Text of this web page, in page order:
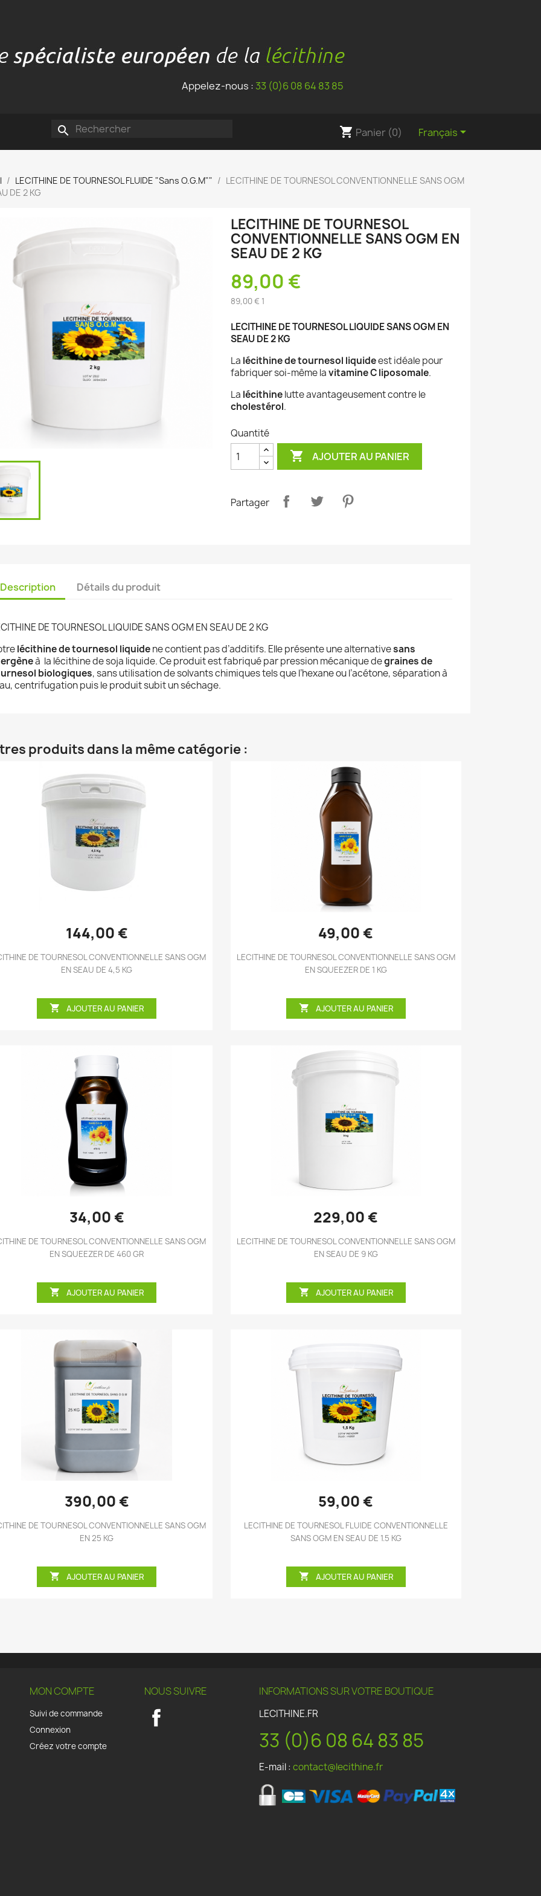
Appelez-nous : 33 (0)6 08 64 83 85
search shopping_cart Panier (0) Français
LECITHINE DE TOURNESOL FLUIDE "Sans O.G.M""
LECITHINE DE TOURNESOL CONVENTIONNELLE SANS OGM
DE 2 KG
LECITHINE DE TOURNESOL
CONVENTIONNELLE SANS OGM EN
SEAU DE 2 KG
89,00 €
89,00 € 1
LECITHINE DE TOURNESOL LIQUIDE SANS OGM EN
SEAU DE 2 KG
La lécithine de tournesol liquideest idéale pour
fabriquer soi-même lavitamine C liposomale.
La lécithinelutte avantageusement contre le
cholestérol.
Quantité
 AJOUTER AU PANIER
Partager
Description Détails du produit
DE TOURNESOL LIQUIDE SANS OGM EN SEAU DE 2 KG
lécithine de tournesol liquidene contient pas d’additifs. Elleprésente une alternativesans
à la lécithinede soja liquide.Ce produit est fabriqué par pression mécanique degraines de
biologiques, sans utilisation de solvants chimiques tels que l’hexane ou l’acétone, séparation à
centrifugation puis le produit subit un séchage.
produits dans la même catégorie :
 Aperçu rapide
144,00 €
DE TOURNESOL CONVENTIONNELLE SANS OGM
EN SEAU DE 4,5 KG
 AJOUTER AU PANIER
Aperçu rapide
49,00 €
LECITHINE DE TOURNESOL CONVENTIONNELLE SANS OGM
EN SQUEEZER DE 1 KG
 AJOUTER AU PANIER
Aperçu rapide
34,00 €
DE TOURNESOL CONVENTIONNELLE SANS OGM
EN SQUEEZER DE 460 GR
 AJOUTER AU PANIER
 Aperçu rapide
229,00 €
LECITHINE DE TOURNESOL CONVENTIONNELLE SANS OGM
EN SEAU DE 9 KG
 AJOUTER AU PANIER
 Aperçu rapide
390,00 €
DE TOURNESOL CONVENTIONNELLE SANS OGM
EN 25 KG
 AJOUTER AU PANIER
Aperçu rapide
59,00 €
LECITHINE DE TOURNESOL FLUIDE CONVENTIONNELLE
SANS OGM EN SEAU DE 1.5 KG
 AJOUTER AU PANIER
MON COMPTE
Suivi de commande
Connexion
Créez votre compte
NOUS SUIVRE INFORMATIONS SUR VOTRE BOUTIQUE
LECITHINE.FR
33 (0)6 08 64 83 85
E-mail : contact@lecithine.fr